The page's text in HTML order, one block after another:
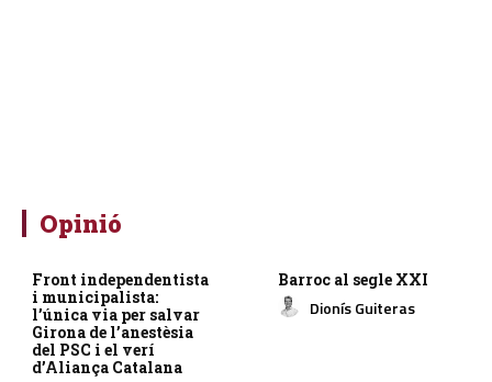
Opinió
Front independentista
i municipalista:
l’única via per salvar
Girona de l’anestèsia
del PSC i el verí
d’Aliança Catalana
Barroc al segle XXI
Dionís Guiteras